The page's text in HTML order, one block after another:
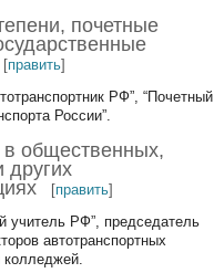
почетные
[править]
РФ”, “Почетный
России”.
в общественных,
других
[править]
учитель РФ”, председатель
автотранспортных
колледжей.